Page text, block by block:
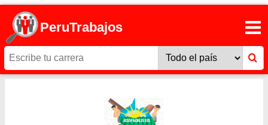
PeruTrabajos